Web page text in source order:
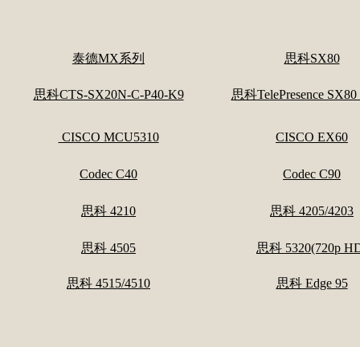
泰德MX系列 思科SX80
思科CTS-SX20N-C-P40-K9 思科TelePresence SX80
CISCO MCU5310 CISCO EX60
Codec C40 Codec C90
思科 4210 思科 4205/4203
思科 4505 思科 5320(720p
思科 4515/4510 思科 Edge 95